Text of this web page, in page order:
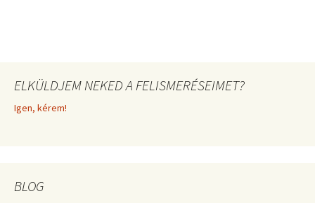
ELKÜLDJEM NEKED A FELISMERÉSEIMET?
Igen, kérem!
BLOG